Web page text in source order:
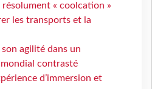
« coolcation »
les transports et la
agilité dans un
contrasté
d’immersion et